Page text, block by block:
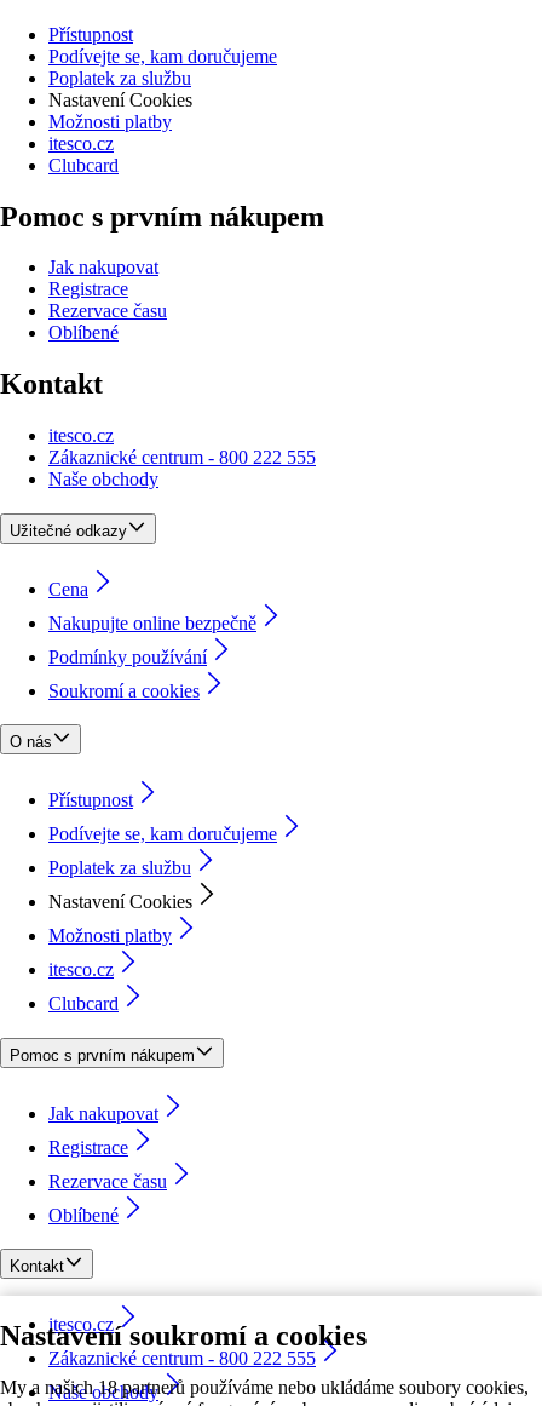
Nastavení soukromí a cookies
My a našich 18 partnerů používáme nebo ukládáme soubory cookies,
Přístupnost
Podívejte se, kam doručujeme
Poplatek za službu
Nastavení Cookies
Možnosti platby
itesco.cz
Clubcard
Pomoc s prvním nákupem
Jak nakupovat
Registrace
Rezervace času
Oblíbené
Kontakt
itesco.cz
Zákaznické centrum - 800 222 555
Naše obchody
Užitečné odkazy
Cena
Nakupujte online bezpečně
Podmínky používání
Soukromí a cookies
O nás
Přístupnost
Podívejte se, kam doručujeme
Poplatek za službu
Nastavení Cookies
Možnosti platby
itesco.cz
Clubcard
Pomoc s prvním nákupem
Jak nakupovat
Registrace
Rezervace času
Oblíbené
Kontakt
itesco.cz
Zákaznické centrum - 800 222 555
Naše obchody